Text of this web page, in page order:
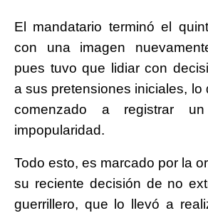
El mandatario terminó el
con una imagen
pues tuvo que lidiar con
a sus pretensiones iniciales, lo
comenzado a registrar
impopularidad.
Todo esto, es marcado por la
su reciente decisión de no
guerrillero, que lo llevó a